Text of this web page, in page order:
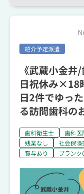
紹介予定派遣
《武蔵小金
日祝休み×18
日2件でゆっ
る訪問歯科の
歯科衛生士 歯科医
残業なし
社会保険
賞与あり
ブランク